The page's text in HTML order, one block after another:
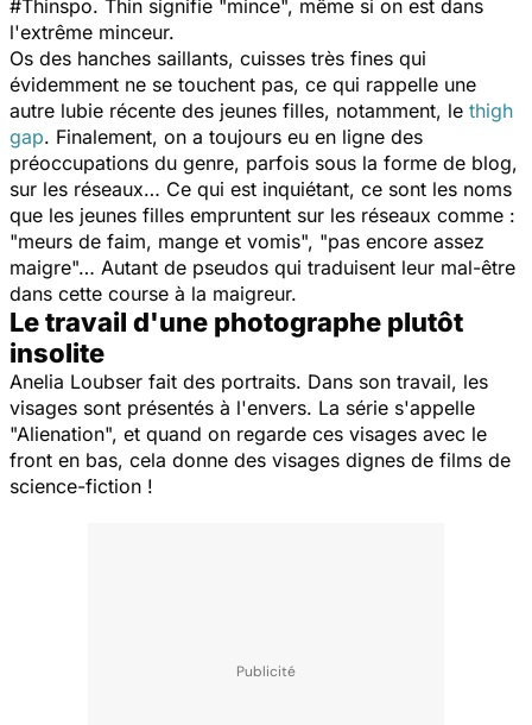
#Thinspo. Thin signifie "mince", même si on est dans
l'extrême minceur.
Os des hanches saillants, cuisses très fines qui
évidemment ne se touchent pas, ce qui rappelle une
autre lubie récente des jeunes filles, notamment, le thigh
gap. Finalement, on a toujours eu en ligne des
préoccupations du genre, parfois sous la forme de blog,
sur les réseaux… Ce qui est inquiétant, ce sont les noms
que les jeunes filles empruntent sur les réseaux comme :
"meurs de faim, mange et vomis", "pas encore assez
maigre"… Autant de pseudos qui traduisent leur mal-être
dans cette course à la maigreur.
Le travail d'une photographe plutôt
insolite
Anelia Loubser fait des portraits. Dans son travail, les
visages sont présentés à l'envers. La série s'appelle
"Alienation", et quand on regarde ces visages avec le
front en bas, cela donne des visages dignes de films de
science-fiction !